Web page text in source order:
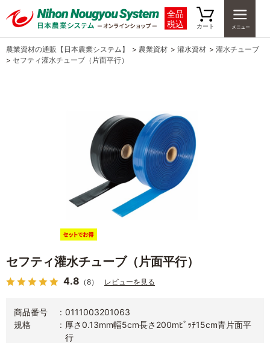
全品
税込
カート
農業資材の通販【日本農業システム】 > 農業資材 > 灌水資材 > 灌水チューブ
> セフティ灌水チューブ（片面平行）
セフティ灌水チューブ（片面平行）
4.8 （8） レビューを見る
商品番号
0111003201063
規格
厚さ0.13mm幅5cm長さ200mﾋﾟｯﾁ15cm青片面平
行